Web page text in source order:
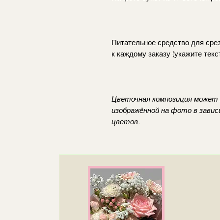
Питательное средство для
к каждому заказу (укажите
Цветочная композиция
изображённой на фото в
цветов.